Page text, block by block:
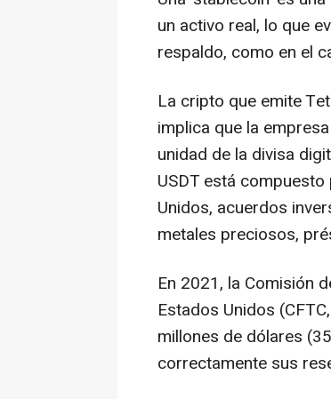
un activo real, lo que
respaldo, como en el
La cripto que emite
implica que la
unidad de la divisa
USDT está
Unidos, acuerdos
metales preciosos,
En 2021, la Comisión
Estados Unidos
millones de dólares
correctamente sus